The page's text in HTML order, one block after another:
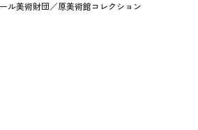
ル美術財団／原美術館コレクション